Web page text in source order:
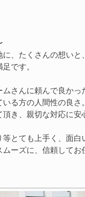
に、たくさんの想いと
です。
さんに頼んで良かっ
いる方の人間性の良さ
き、親切な対応に安
等とても上手く、面白
ムーズに、信頼してお